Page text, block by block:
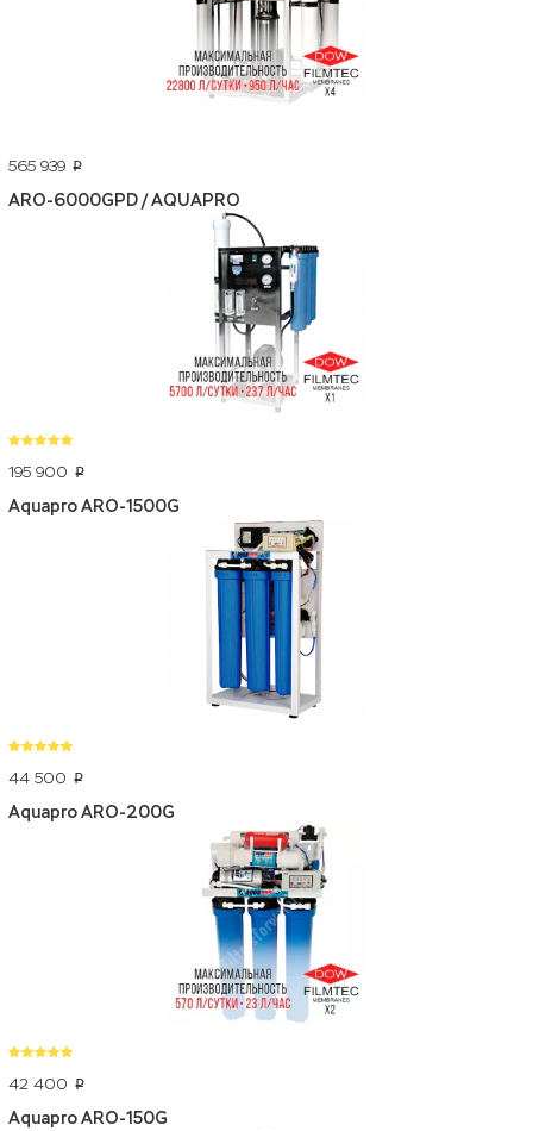
565 939 p
ARO-6000GPD / AQUAPRO
195 900 p
Aquapro ARO-1500G
44 500 p
Aquapro ARO-200G
42 400 p
Aquapro ARO-150G